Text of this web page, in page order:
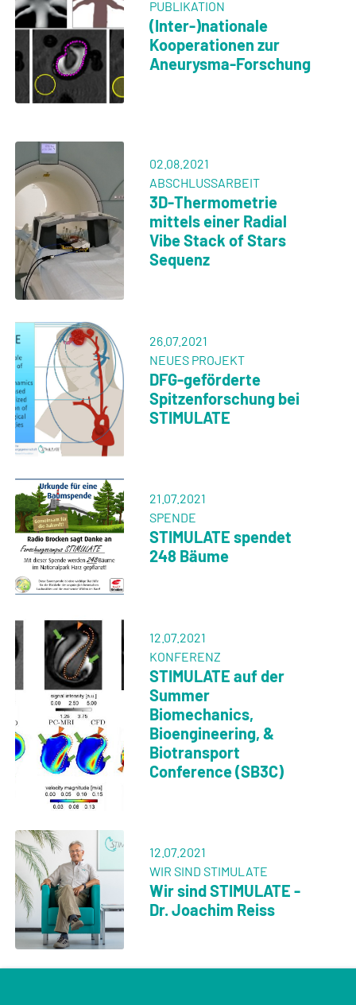
PUBLIKATION
(Inter-)nationale
Kooperationen zur
Aneurysma-Forschung
02.08.2021
ABSCHLUSSARBEIT
3D-Thermometrie
mittels einer Radial
Vibe Stack of Stars
Sequenz
26.07.2021
NEUES PROJEKT
DFG-geförderte
Spitzenforschung bei
STIMULATE
21.07.2021
SPENDE
STIMULATE spendet
248 Bäume
12.07.2021
KONFERENZ
STIMULATE auf der
Summer
Biomechanics,
Bioengineering, &
Biotransport
Conference (SB3C)
12.07.2021
WIR SIND STIMULATE
Wir sind STIMULATE -
Dr. Joachim Reiss